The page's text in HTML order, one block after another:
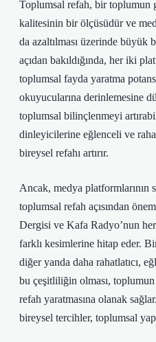
Toplumsal refah, bir toplumun
kalitesinin bir ölçüsüdür ve
da azaltılması üzerinde
açıdan bakıldığında, her iki
toplumsal fayda yaratma
okuyucularına derinlemesine
toplumsal bilinçlenmeyi
dinleyicilerine eğlenceli ve
bireysel refahı artırır.
Ancak, medya
toplumsal refah açısından
Dergisi ve Kafa Radyo’nun
farklı kesimlerine hitap eder.
diğer yanda daha rahatlatıcı,
bu çeşitliliğin olması,
refah yaratmasına olanak
bireysel tercihler, toplumsal